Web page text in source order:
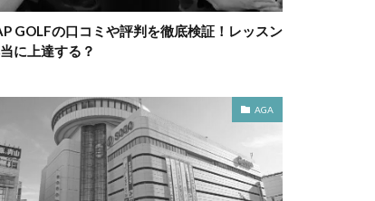
GOLFの口コミや評判を徹底検証！レッスン
に上達する？
AGA